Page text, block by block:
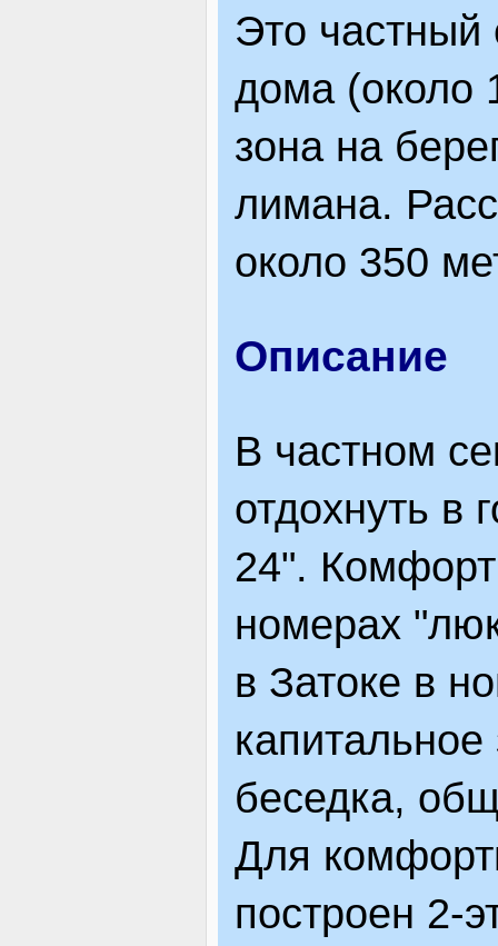
ОГОЛОШЕННЯ
ЯК ДОЇХАТИ
Это частный
дома (около
зона на
лимана.
около 350
Описание
В частном
отдохнуть в
24".
номерах
в Затоке в
беседка,
Для
построен 2-